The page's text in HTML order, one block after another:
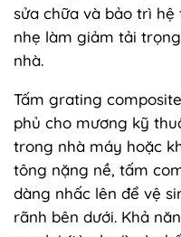
sửa chữa và bảo trì
nhẹ làm giảm tải
nhà.
Tấm grating
phủ cho mương kỹ
trong nhà máy hoặc
tông nặng nề, tấm
dàng nhấc lên để vệ
rãnh bên dưới. Khả